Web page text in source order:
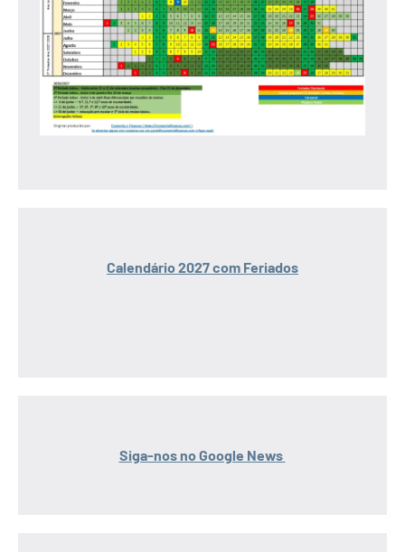
Calendário 2027 com Feriados